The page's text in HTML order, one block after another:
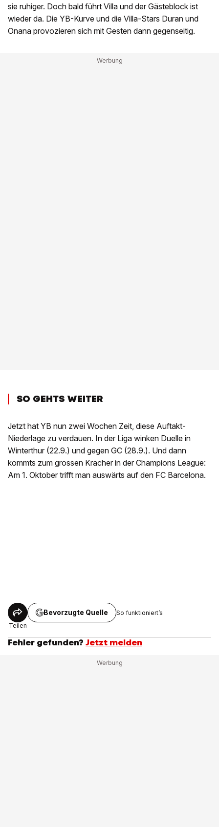
sie ruhiger. Doch bald führt Villa und der Gästeblock ist
wieder da. Die YB-Kurve und die Villa-Stars Duran und
Onana provozieren sich mit Gesten dann gegenseitig.
SO GEHTS WEITER
Jetzt hat YB nun zwei Wochen Zeit, diese Auftakt-
Niederlage zu verdauen. In der Liga winken Duelle in
Winterthur (22.9.) und gegen GC (28.9.). Und dann
kommts zum grossen Kracher in der Champions League:
Am 1. Oktober trifft man auswärts auf den FC Barcelona.
Teilen
Bevorzugte Quelle So funktioniert’s
Fehler gefunden? Jetzt melden